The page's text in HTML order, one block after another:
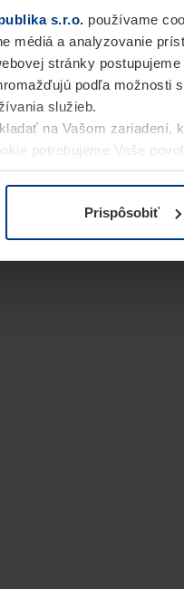
s.r.o. používame
médiá a analyzovanie
stránky
podľa
služieb.
na Vašom zariadení,
potrebujeme Vaše
Vyhlásenie o
Prispôsobiť